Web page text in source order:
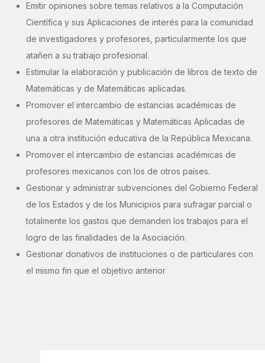
Emitir opiniones sobre temas relativos a la Computación
Científica y sus Aplicaciones de interés para la comunidad
de investigadores y profesores, particularmente los que
atañen a su trabajo profesional.
Estimular la elaboración y publicación de libros de texto de
Matemáticas y de Matemáticas aplicadas.
Promover el intercambio de estancias académicas de
profesores de Matemáticas y Matemáticas Aplicadas de
una a otra institución educativa de la República Mexicana.
Promover el intercambio de estancias académicas de
profesores mexicanos con los de otros países.
Gestionar y administrar subvenciones del Gobierno Federal
de los Estados y de los Municipios para sufragar parcial o
totalmente los gastos que demanden los trabajos para el
logro de las finalidades de la Asociación.
Gestionar donativos de instituciones o de particulares con
el mismo fin que el objetivo anterior